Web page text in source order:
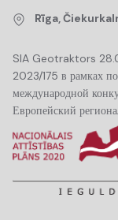
Rīga,
SIA Geotraktors
2023/175 в рамках
международной
Европейский